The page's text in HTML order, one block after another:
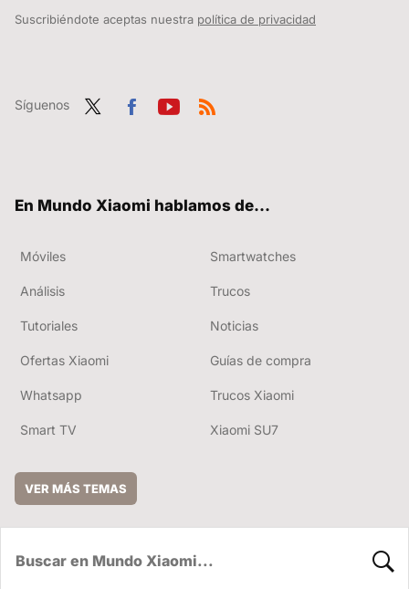
Suscribiéndote aceptas nuestra política de privacidad
Síguenos
En Mundo Xiaomi hablamos de...
Móviles Smartwatches
Análisis Trucos
Tutoriales Noticias
Ofertas Xiaomi Guías de compra
Whatsapp Trucos Xiaomi
Smart TV Xiaomi SU7
VER MÁS TEMAS